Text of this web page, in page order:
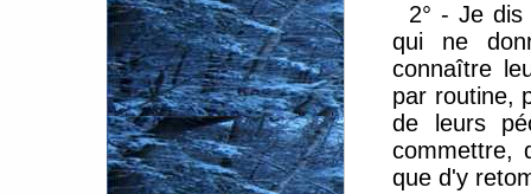
2° - Je dis
qui ne
connaître
par routine,
de leurs
commettre,
que d'y